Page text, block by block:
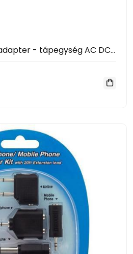
Biztonsági kamera adapter - tápegység AC DC töltőadapter 12V 2A